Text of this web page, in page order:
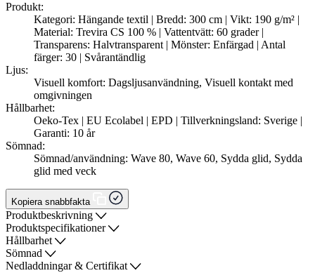
Produkt:
Kategori: Hängande textil | Bredd: 300 cm | Vikt: 190 g/m² |
Material: Trevira CS 100 % | Vattentvätt: 60 grader |
Transparens: Halvtransparent | Mönster: Enfärgad | Antal
färger: 30 | Svårantändlig
Ljus:
Visuell komfort: Dagsljusanvändning, Visuell kontakt med
omgivningen
Hållbarhet:
Oeko-Tex | EU Ecolabel | EPD | Tillverkningsland: Sverige |
Garanti: 10 år
Sömnad:
Sömnad/användning: Wave 80, Wave 60, Sydda glid, Sydda
glid med veck
Kopiera snabbfakta
Produktbeskrivning
Produktspecifikationer
Hållbarhet
Sömnad
Nedladdningar & Certifikat